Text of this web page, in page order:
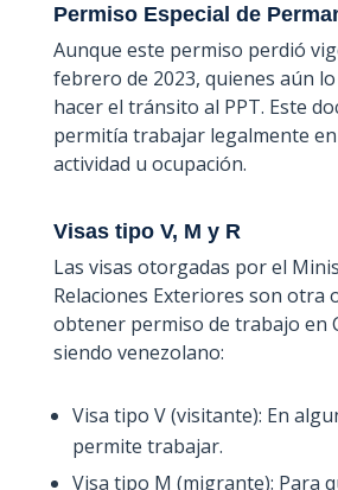
Permiso Especial de
Aunque este permiso perdió
febrero de 2023, quienes aún
hacer el tránsito al PPT. Este
permitía trabajar legalmente
actividad u ocupación.
Visas tipo V, M y R
Las visas otorgadas por el
Relaciones Exteriores son otra
obtener permiso de trabajo en
siendo venezolano:
Visa tipo V (visitante): En
permite trabajar.
Visa tipo M (migrante): Para